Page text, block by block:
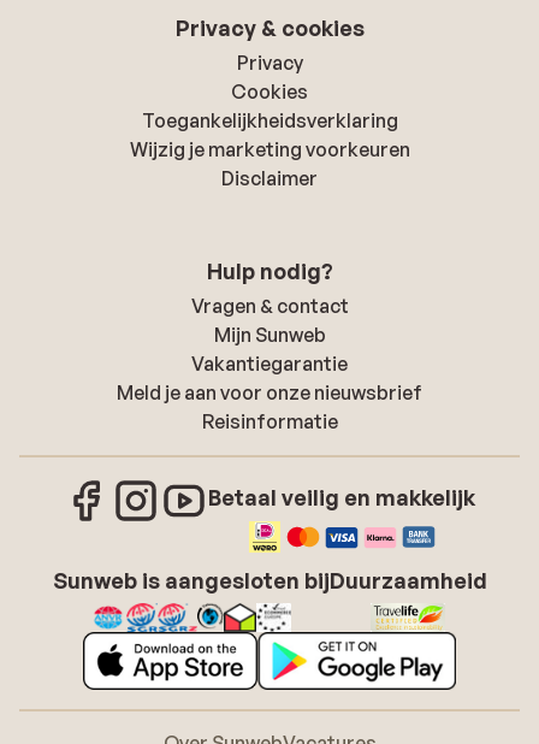
Privacy & cookies
Privacy
Cookies
Toegankelijkheidsverklaring
Wijzig je marketing voorkeuren
Disclaimer
Hulp nodig?
Vragen & contact
Mijn Sunweb
Vakantiegarantie
Meld je aan voor onze nieuwsbrief
Reisinformatie
Betaal veilig en makkelijk
Sunweb is aangesloten bijDuurzaamheid